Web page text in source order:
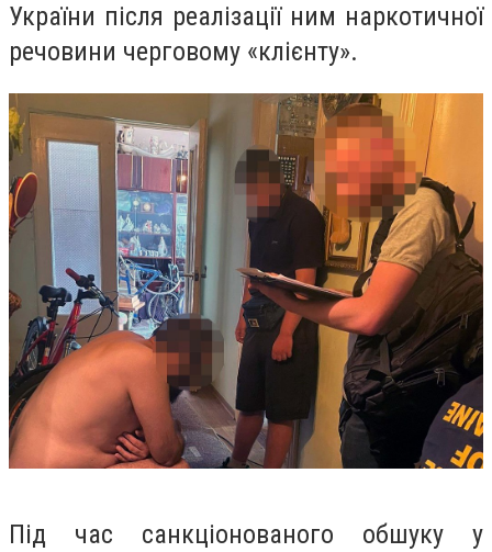
України після реалізації ним наркотичної
речовини черговому «клієнту».
Під час санкціонованого обшуку у